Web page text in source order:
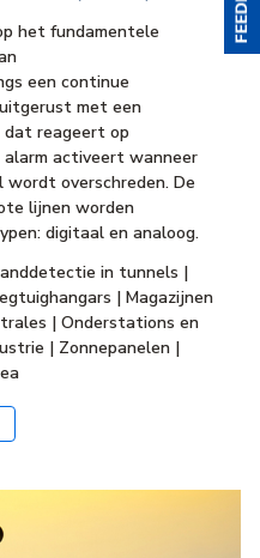
het fundamentele
een continue
met een
reageert op
activeert wanneer
overschreden. De
lijnen worden
digitaal en analoog.
in tunnels |
| Magazijnen
| Onderstations en
| Zonnepanelen |